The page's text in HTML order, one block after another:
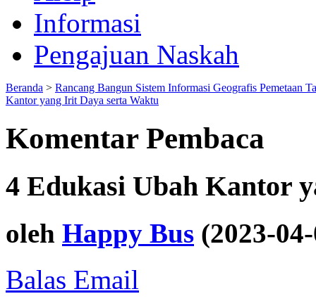
Informasi
Pengajuan Naskah
Beranda > Rancang Bangun Sistem Informasi Geografis Pemetaan
Kantor yang Irit Daya serta Waktu
Komentar Pembaca
4 Edukasi Ubah Kantor
oleh Happy Bus (2023-
Balas Email